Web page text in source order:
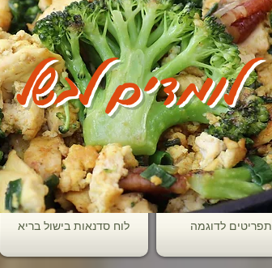
לוח סדנאות בישול בריא תפריטים לדוגמה
לומדים